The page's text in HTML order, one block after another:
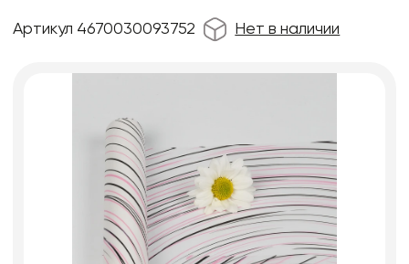
Изделия из металла
Артикул 4670030093752 Нет в наличии